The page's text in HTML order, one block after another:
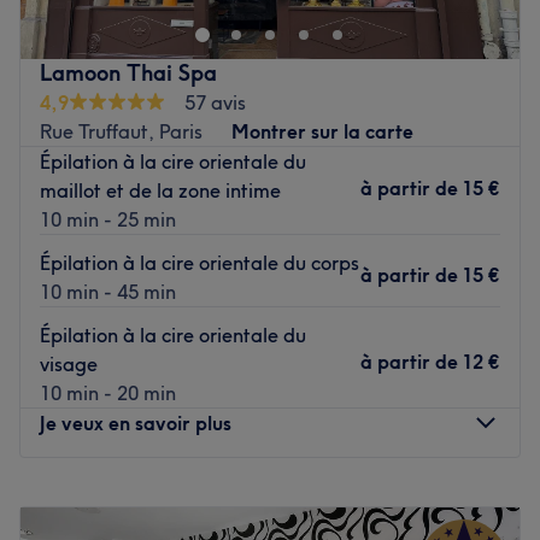
mesure et renouez avec votre beauté intérieure dans ce
temple de la féminité qu’est Rêve d'Orient !
Transports publics les plus proches
Les stations de métro Notre-Dame-de-Lorette et Cadet.
L’équipe:
Faten vous reçoit dans son magnifique institut du lundi au
Nos coups de cœur :
L’atmosphère
: Un superbe institut à la décoration
orientale, dans les tons chauds, pour une ambiance
exotique et très chaleureuse.
Les spécialités de l’établissement
Lamoon Thai Spa
4,9
57 avis
Rue Truffaut, Paris
Montrer sur la carte
Épilation à la cire orientale du
maillot et de la zone intime
10 min - 25 min
à partir de 15 €
Épilation à la cire orientale du corps
10 min - 45 min
à partir de 15 €
Épilation à la cire orientale du
visage
10 min - 20 min
à partir de 12 €
Je veux en savoir plus
11:00–20:00